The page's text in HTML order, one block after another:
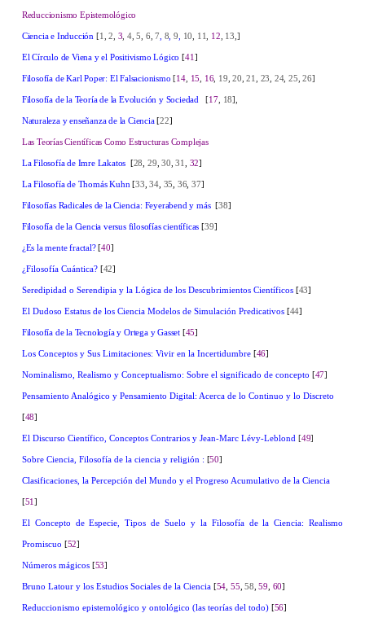
Reduccionismo Epistemológico
Ciencia e Inducción [1 ,2 3 4,5 6 7 8 ,9 10 11 12 13 ,]
El Círculo de Viena y el Positivismo Lógico [41 ]
Filosofía de Karl Poper: El Falsacionismo [14, 15 16, 19 ,20 ,21 23 24,25 ,26]
Filosofía de la Teoría de la Evolución y Sociedad [17, 18],
Naturaleza y enseñanza de la Ciencia[22]
Las Teorías Científicas Como Estructuras Complejas
La Filosofía de Imre Lakatos [28 29 ,30 ,31 32]
La Filosofía de Thomás Kuhn [33 34, 35 36 37]
Filosofías Radicales de la Ciencia: Feyerabend y más [38]
Filosofía de la Ciencia versus filosofías científicas [39]
¿Es la mente fractal?[40]
¿Filosofía Cuántica? [42]
Seredipidad o Serendipia y la Lógica de los Descubrimientos Científicos [43]
El Dudoso Estatus de los Ciencia Modelos de Simulación Predicativos [44]
Filosofía de la Tecnología y Ortega y Gasset [45]
Los Conceptos y Sus Limitaciones: Vivir en la Incertidumbre [46]
Nominalismo, Realismo y Conceptualismo: Sobre el significado de concepto [47]
Pensamiento Analógico y Pensamiento Digital: Acerca de lo Continuo y lo Discreto
[48]
El Discurso Científico, Conceptos Contrarios y Jean-Marc Lévy-Leblond [49]
Sobre Ciencia, Filosofía de la ciencia y religión : [50]
Clasificaciones, la Percepción del Mundo y el Progreso Acumulativo de la Ciencia
[51]
El Concepto de Especie, Tipos de Suelo y la Filosofía de la Ciencia: Realismo
Promiscuo [52]
Números mágicos [53]
Bruno Latour y los Estudios Sociales de la Ciencia [54 55 ,58 ,59 60]
Reduccionismo epistemológico y ontológico (las teorías del todo) [56]